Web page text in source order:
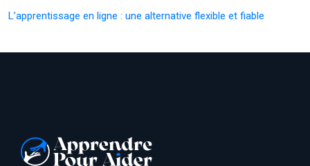
L’apprentissage en ligne : une alternative flexible et fiable